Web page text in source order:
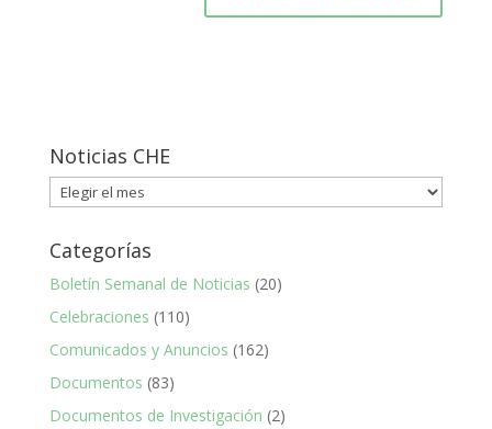
Noticias CHE
Noticias
CHE
Categorías
Boletín Semanal de Noticias (20)
Celebraciones (110)
Comunicados y Anuncios (162)
Documentos (83)
Documentos de Investigación (2)